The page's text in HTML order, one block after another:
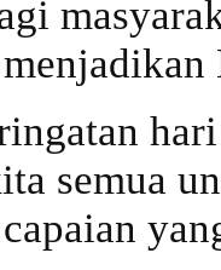
semua